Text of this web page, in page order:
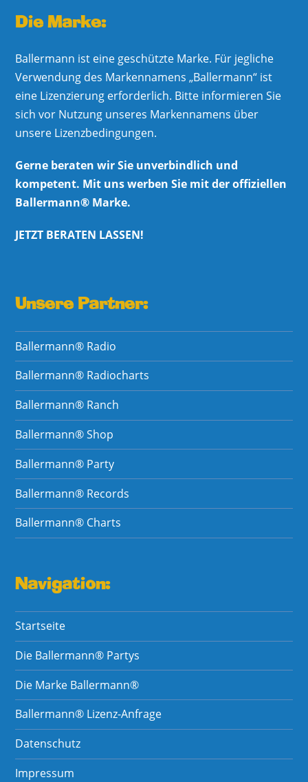
Die Marke:
Ballermann ist eine geschützte Marke. Für jegliche
Verwendung des Markennamens „Ballermann“ ist
eine Lizenzierung erforderlich. Bitte informieren Sie
sich vor Nutzung unseres Markennamens über
unsere Lizenzbedingungen.
Gerne beraten wir Sie unverbindlich und
kompetent. Mit uns werben Sie mit der offiziellen
Ballermann® Marke.
JETZT BERATEN LASSEN!
Unsere Partner:
Ballermann® Radio
Ballermann® Radiocharts
Ballermann® Ranch
Ballermann® Shop
Ballermann® Party
Ballermann® Records
Ballermann® Charts
Navigation:
Startseite
Die Ballermann® Partys
Die Marke Ballermann®
Ballermann® Lizenz-Anfrage
Datenschutz
Impressum